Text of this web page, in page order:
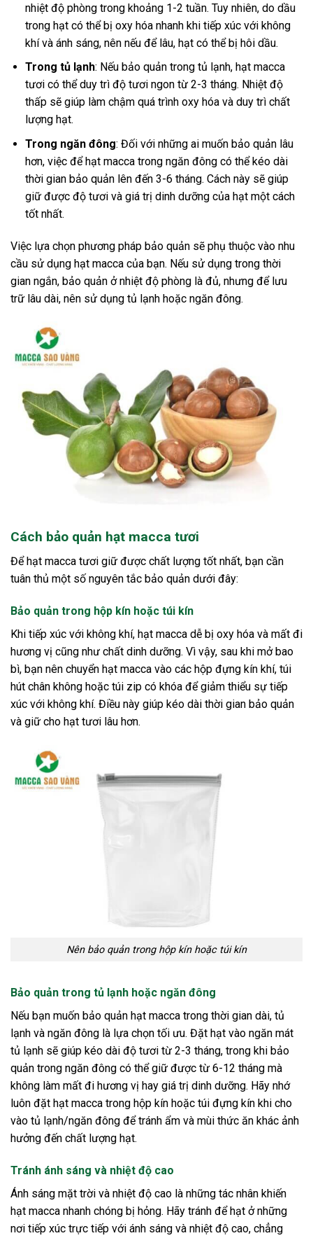
nhiệt độ phòng trong khoảng 1-2 tuần. Tuy nhiên, do dầu
trong hạt có thể bị oxy hóa nhanh khi tiếp xúc với không
khí và ánh sáng, nên nếu để lâu, hạt có thể bị hôi dầu.
Trong tủ lạnh: Nếu bảo quản trong tủ lạnh, hạt macca
tươi có thể duy trì độ tươi ngon từ 2-3 tháng. Nhiệt độ
thấp sẽ giúp làm chậm quá trình oxy hóa và duy trì chất
lượng hạt.
Trong ngăn đông: Đối với những ai muốn bảo quản lâu
hơn, việc để hạt macca trong ngăn đông có thể kéo dài
thời gian bảo quản lên đến 3-6 tháng. Cách này sẽ giúp
giữ được độ tươi và giá trị dinh dưỡng của hạt một cách
tốt nhất.
Việc lựa chọn phương pháp bảo quản sẽ phụ thuộc vào nhu
cầu sử dụng hạt macca của bạn. Nếu sử dụng trong thời
gian ngắn, bảo quản ở nhiệt độ phòng là đủ, nhưng để lưu
trữ lâu dài, nên sử dụng tủ lạnh hoặc ngăn đông.
Cách bảo quản hạt macca tươi
Để hạt macca tươi giữ được chất lượng tốt nhất, bạn cần
tuân thủ một số nguyên tắc bảo quản dưới đây:
Bảo quản trong hộp kín hoặc túi kín
Khi tiếp xúc với không khí, hạt macca dễ bị oxy hóa và mất đi
hương vị cũng như chất dinh dưỡng. Vì vậy, sau khi mở bao
bì, bạn nên chuyển hạt macca vào các hộp đựng kín khí, túi
hút chân không hoặc túi zip có khóa để giảm thiểu sự tiếp
xúc với không khí. Điều này giúp kéo dài thời gian bảo quản
và giữ cho hạt tươi lâu hơn.
Nên bảo quản trong hộp kín hoặc túi kín
Bảo quản trong tủ lạnh hoặc ngăn đông
Nếu bạn muốn bảo quản hạt macca trong thời gian dài, tủ
lạnh và ngăn đông là lựa chọn tối ưu. Đặt hạt vào ngăn mát
tủ lạnh sẽ giúp kéo dài độ tươi từ 2-3 tháng, trong khi bảo
quản trong ngăn đông có thể giữ được từ 6-12 tháng mà
không làm mất đi hương vị hay giá trị dinh dưỡng. Hãy nhớ
luôn đặt hạt macca trong hộp kín hoặc túi đựng kín khi cho
vào tủ lạnh/ngăn đông để tránh ẩm và mùi thức ăn khác ảnh
hưởng đến chất lượng hạt.
Tránh ánh sáng và nhiệt độ cao
Ánh sáng mặt trời và nhiệt độ cao là những tác nhân khiến
hạt macca nhanh chóng bị hỏng. Hãy tránh để hạt ở những
nơi tiếp xúc trực tiếp với ánh sáng và nhiệt độ cao, chẳng